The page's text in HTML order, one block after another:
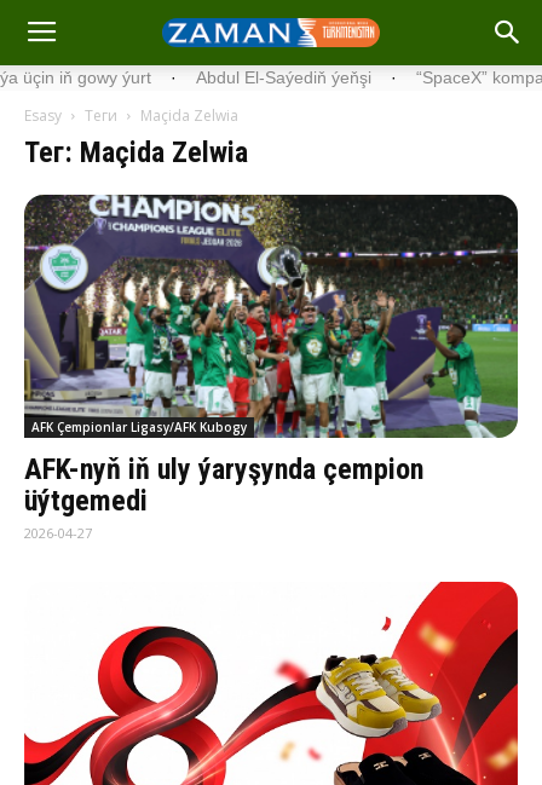
iň gowy ýurt · Abdul El-Saýediň ýeňşi · “SpaceX”
Esasy Теги Maçida Zelwia
Тег: Maçida Zelwia
AFK Çempionlar Ligasy/AFK Kubogy
AFK-nyň iň uly ýaryşynda çempion
üýtgemedi
2026-04-27